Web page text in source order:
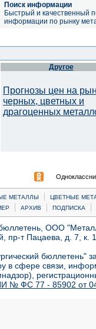
Поиск информации
Быстрый и качественный
информации по рынку
Другое
Прогнозы цен на
черных, цветных и
драгоценных
МЕТАЛЛЫ |
ЦВЕТНЫЕ
| АРХИВ | ПОДПИСКА |
ООО
пр-т Пацаева, д. 7,
бюллетень"
в сфере связи,
№ ФС 77 - 85902 от 04